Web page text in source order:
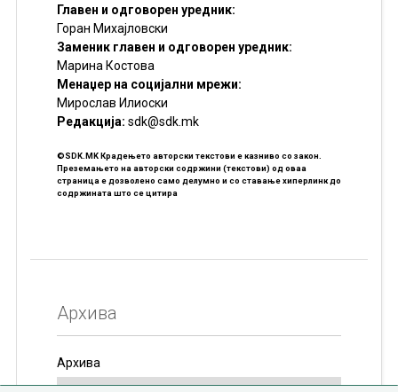
Главен и одговорен уредник:
Горан Михајловски
Заменик главен и одговорен уредник:
Марина Костова
Менаџер на социјални мрежи:
Мирослав Илиоски
Редакцијa: sdk@sdk.mk
©SDK.MK Крадењето авторски текстови е казниво со закон.
Преземањето на авторски содржини (текстови) од оваа
страница е дозволено само делумно и со ставање хиперлинк до
содржината што се цитира
Архива
Архива